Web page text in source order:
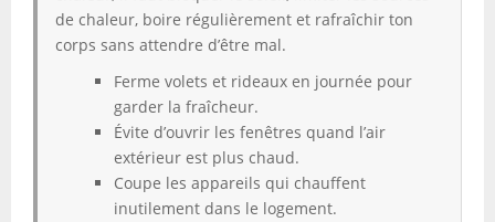
de chaleur, boire régulièrement et rafraîchir ton
corps sans attendre d’être mal.
Ferme volets et rideaux en journée pour
garder la fraîcheur.
Évite d’ouvrir les fenêtres quand l’air
extérieur est plus chaud.
Coupe les appareils qui chauffent
inutilement dans le logement.